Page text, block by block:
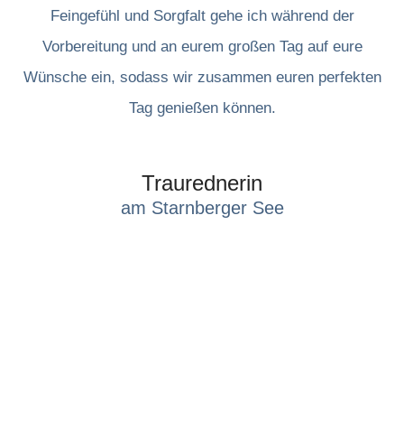
Feingefühl und Sorgfalt gehe ich während der
Vorbereitung und an eurem großen Tag auf eure
Wünsche ein, sodass wir zusammen euren perfekten
Tag genießen können.
Traurednerin
am Starnberger See